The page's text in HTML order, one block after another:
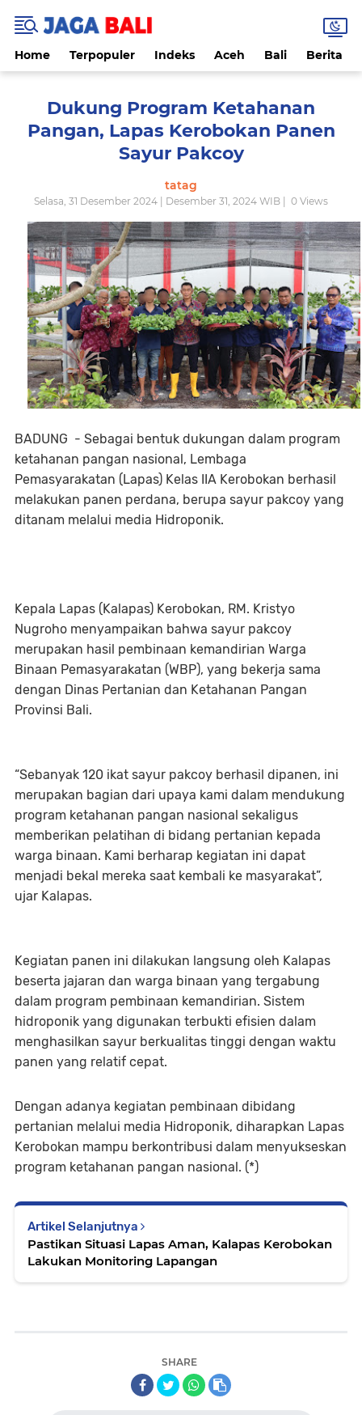
Home Terpopuler Indeks Aceh Bali Berita
Dukung Program Ketahanan
Pangan, Lapas Kerobokan Panen
Sayur Pakcoy
tatag
Selasa, 31 Desember 2024 | Desember 31, 2024 WIB | 0 Views
BADUNG - Sebagai bentuk dukungan dalam program
ketahanan pangan nasional, Lembaga
Pemasyarakatan (Lapas) Kelas IIA Kerobokan berhasil
melakukan panen perdana, berupa sayur pakcoy yang
ditanam melalui media Hidroponik.
Kepala Lapas (Kalapas) Kerobokan, RM. Kristyo
Nugroho menyampaikan bahwa sayur pakcoy
merupakan hasil pembinaan kemandirian Warga
Binaan Pemasyarakatan (WBP), yang bekerja sama
dengan Dinas Pertanian dan Ketahanan Pangan
Provinsi Bali.
“Sebanyak 120 ikat sayur pakcoy berhasil dipanen, ini
merupakan bagian dari upaya kami dalam mendukung
program ketahanan pangan nasional sekaligus
memberikan pelatihan di bidang pertanian kepada
warga binaan. Kami berharap kegiatan ini dapat
menjadi bekal mereka saat kembali ke masyarakat”,
ujar Kalapas.
Kegiatan panen ini dilakukan langsung oleh Kalapas
beserta jajaran dan warga binaan yang tergabung
dalam program pembinaan kemandirian. Sistem
hidroponik yang digunakan terbukti efisien dalam
menghasilkan sayur berkualitas tinggi dengan waktu
panen yang relatif cepat.
Dengan adanya kegiatan pembinaan dibidang
pertanian melalui media Hidroponik, diharapkan Lapas
Kerobokan mampu berkontribusi dalam menyukseskan
program ketahanan pangan nasional. (*)
Artikel Selanjutnya
Pastikan Situasi Lapas Aman, Kalapas Kerobokan
Lakukan Monitoring Lapangan
SHARE